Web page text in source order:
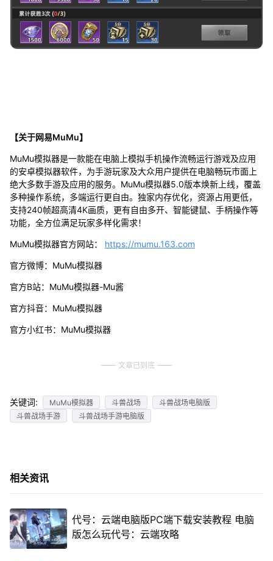
【关于网易MuMu】
MuMu模拟器是一款能在电脑上模拟手机操作流畅运行游戏及应用
的安卓模拟器软件，为手游玩家及大众用户提供在电脑畅玩市面上
绝大多数手游及应用的服务。MuMu模拟器5.0版本焕新上线，覆盖
多种操作系统，多端运行更自由。独家内存优化，资源占用更低，
支持240帧超高清4K画质，更有自由多开、智能键鼠、手柄操作等
功能，全方位满足玩家多样化需求！
MuMu模拟器官方网站： https://mumu.163.com
官方微博：MuMu模拟器
官方B站：MuMu模拟器-Mu酱
官方抖音：MuMu模拟器
官方小红书：MuMu模拟器
文章已到底
关键词: MuMu模拟器 斗兽战场
斗兽战场电脑版
斗兽战场手游
斗兽战场手游电脑版
相关资讯
代号：云端电脑版PC端下载安装教程 电脑
版怎么玩代号：云端攻略